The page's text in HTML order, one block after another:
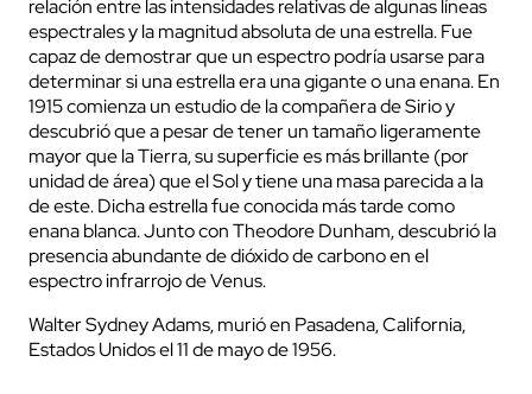
relación entre las intensidades relativas de algunas líneas
espectrales y la magnitud absoluta de una estrella. Fue
capaz de demostrar que un espectro podría usarse para
determinar si una estrella era una gigante o una enana. En
1915 comienza un estudio de la compañera de Sirio y
descubrió que a pesar de tener un tamaño ligeramente
mayor que la Tierra, su superficie es más brillante (por
unidad de área) que el Sol y tiene una masa parecida a la
de este. Dicha estrella fue conocida más tarde como
enana blanca. Junto con Theodore Dunham, descubrió la
presencia abundante de dióxido de carbono en el
espectro infrarrojo de Venus.
Walter Sydney Adams, murió en Pasadena, California,
Estados Unidos el 11 de mayo de 1956.